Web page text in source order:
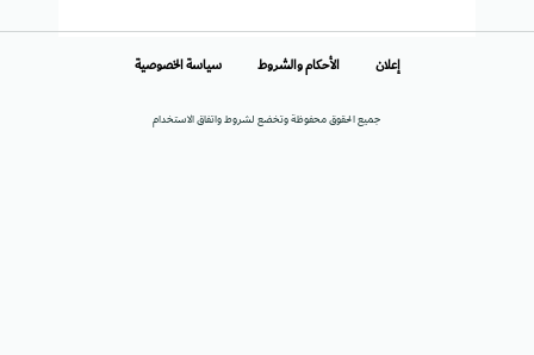
جميع الحقوق محفوظة وتخضع لشروط واتفاق الاستخدام
إعلان الأحكام والشروط سياسة الخصوصية